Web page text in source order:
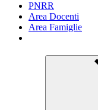
PNRR
Area Docenti
Area Famiglie